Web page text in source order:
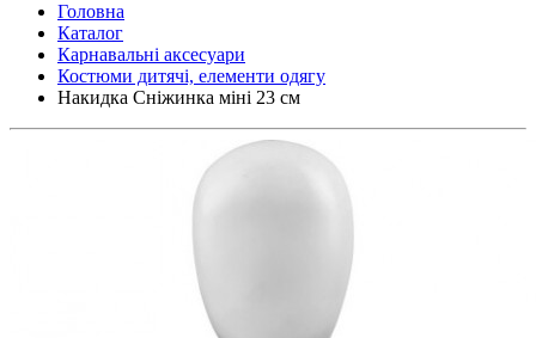
Головна
Каталог
Карнавальні аксесуари
Костюми дитячі, елементи одягу
Накидка Сніжинка міні 23 см